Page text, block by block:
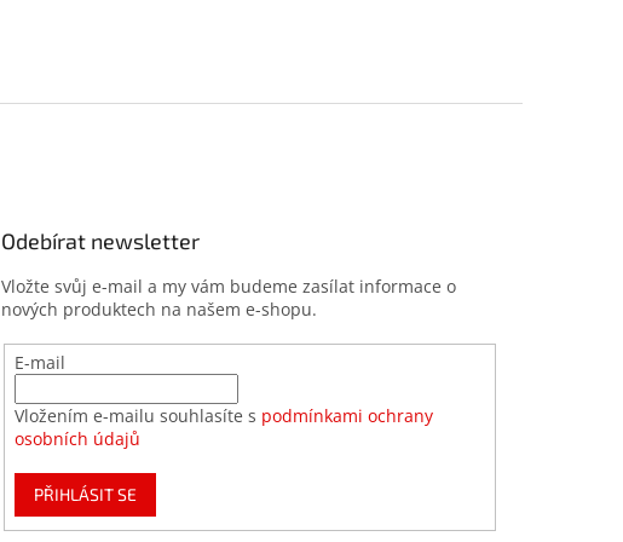
Odebírat newsletter
Vložte svůj e-mail a my vám budeme zasílat informace o
nových produktech na našem e-shopu.
E-mail
Vložením e-mailu souhlasíte s podmínkami ochrany
osobních údajů
PŘIHLÁSIT SE